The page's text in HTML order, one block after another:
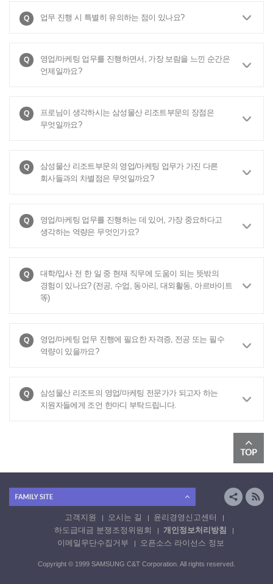
업무 진행 시 특별히 유의하는 점이 있나요?
영업/마케팅 업무를 진행하면서, 가장 보람을 느낀 순간은
언제일까요?
프로님이 생각하시는 삼성물산 리조트부문의 장점은
무엇일까요?
삼성물산 리조트부문의 영업/마케팅 업무가 가진 다른
회사들과의 차별점은 무엇일까요?
영업/마케팅 업무를 진행하는 데 있어, 가장 중요하다고
생각하는 역량은 무엇인가요?
대학/입사 전 한 일 중 현재 직무에 도움이 되는 뜻밖의
경험이 있나요? (전공, 수업, 동아리, 대외활동, 아르바이트
等)
영업/마케팅 업무 진행에 필요한 자격증, 전공 또는 필수
역량이 있을까요?
삼성물산 리조트의 영업/마케팅 전문가가 되고자 하는
지원자들에게 조언 한마디 부탁드립니다.
고객지원 오시는 길
윤리경영신고센터
하도급대금 분쟁조정위원회
개인정보처리방침
이메일무단수집거부
오픈소스 라이선스 정보
Copyright © 1999 SAMSUNG C&T Corporation. All rights reserved.